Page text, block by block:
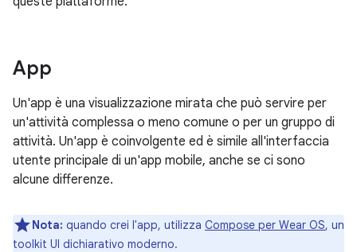
App
Un'app è una visualizzazione mirata che può servire per
un'attività complessa o meno comune o per un gruppo di
attività. Un'app è coinvolgente ed è simile all'interfaccia
utente principale di un'app mobile, anche se ci sono
alcune differenze.
Nota: quando crei l'app, utilizza Compose per Wear OS, un
toolkit UI dichiarativo moderno.